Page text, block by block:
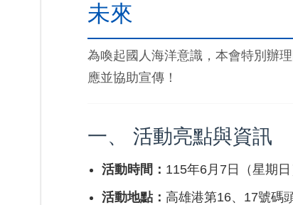
未來
為喚起國人海洋意識，本會特別辦
應並協助宣傳！
一、 活動亮點與資訊
活動時間： 115年6月7日（星期日
活動地點： 高雄港第16、17號碼